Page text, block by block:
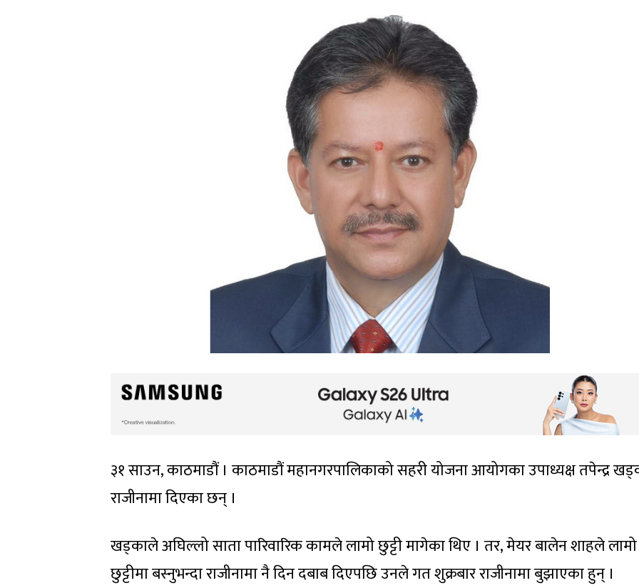
३१ साउन, काठमाडौं । काठमाडौं महानगरपालिकाको सहरी योजना आयोगका उपाध्यक्ष तपेन्द्र
राजीनामा दिएका छन् ।
खड्काले अघिल्लो साता पारिवारिक कामले लामो छुट्टी मागेका थिए । तर, मेयर बालेन शाहले लामो
छुट्टीमा बस्नुभन्दा राजीनामा नै दिन दबाब दिएपछि उनले गत शुक्रबार राजीनामा बुझाएका हुन् ।